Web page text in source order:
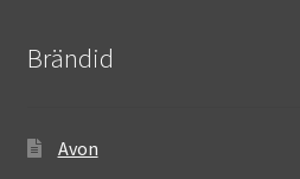
Brändid
Avon